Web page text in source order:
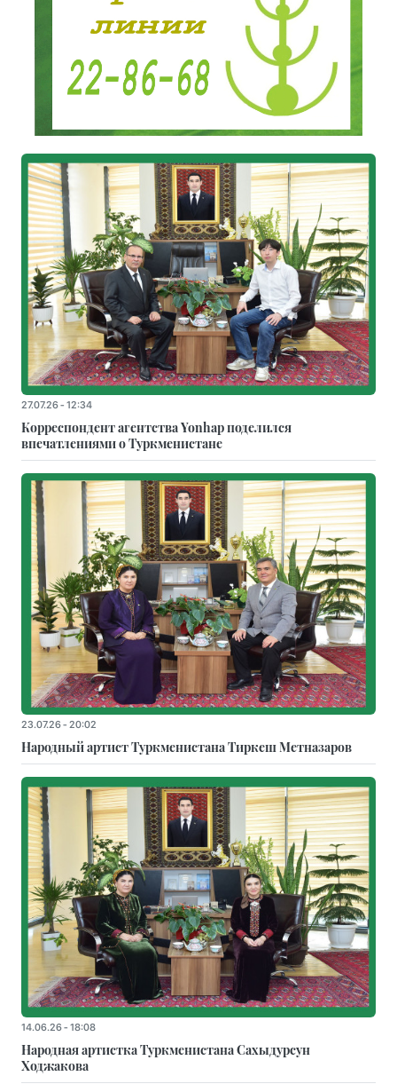
27.07.26 - 12:34
Корреспондент агентства Yonhap поделился
впечатлениями о Туркменистане
23.07.26 - 20:02
Народный артист Туркменистана Тиркеш Мeтназаров
14.06.26 - 18:08
Народная артистка Туркменистана Сахыдурсун
Ходжакова